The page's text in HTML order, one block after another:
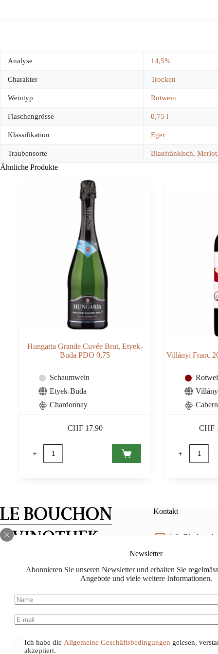
Newsletter
Abonnieren Sie unseren Newsletter und erhalten Sie
Angebote und viele weitere Informationen.
Ich habe die Allgemeine Geschäftsbedingungen gelesen,
akzeptiert.
Analyse 14,5%
Charakter Trocken
Weintyp Rotwein
Flaschengrösse 0,75 l
Klassifikation Eger
Traubensorte Blaufränkisch,
Ähnliche Produkte
Hungaria Grande Cuvée Brut, Etyek-
Buda PDO 0,75
Schaumwein
Etyek-Buda
Chardonnay
CHF17.90
Hungaria
Grande
Cuvée
Menge
Villányi Franc
Villány
CHF
Villányi
Franc
2017
Kontakt
info@le-
078 714 88 88